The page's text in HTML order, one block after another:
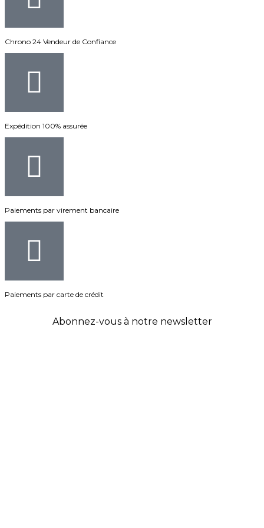
Chrono 24 Vendeur de Confiance
Expédition 100% assurée
Paiements par virement bancaire
Paiements par carte de crédit
Abonnez-vous à notre newsletter